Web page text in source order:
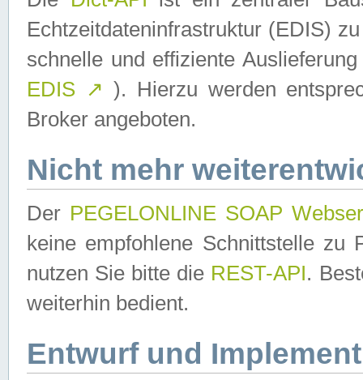
Echtzeitdateninfrastruktur (EDIS)
schnelle und effiziente
EDIS ↗ ). Hierzu werden
Broker angeboten.
Nicht mehr
Der PEGELONLINE SOAP
keine empfohlene Schnittstelle zu
nutzen Sie bitte die REST-API.
weiterhin bedient.
Entwurf und